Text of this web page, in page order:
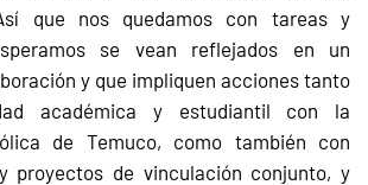
que nos quedamos con tareas y
se vean reflejados en un
y que impliquen acciones tanto
académica y estudiantil con la
de Temuco, como también con
proyectos de vinculación conjunto, y